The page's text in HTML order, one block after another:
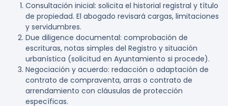
Consultación inicial: solicita el historial registral y título
de propiedad. El abogado revisará cargas, limitaciones
y servidumbres.
Due diligence documental: comprobación de
escrituras, notas simples del Registro y situación
urbanística (solicitud en Ayuntamiento si procede).
Negociación y acuerdo: redacción o adaptación de
contrato de compraventa, arras o contrato de
arrendamiento con cláusulas de protección
específicas.